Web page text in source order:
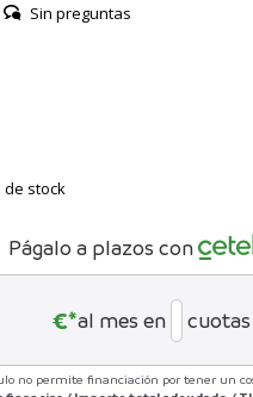
Sin preguntas
de stock
Págalo a plazos con
€*al mes en cuotas
no permite financiación por tener un